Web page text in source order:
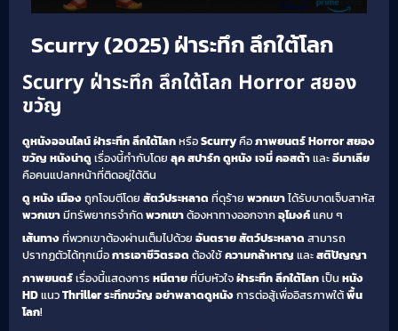
Scurry (2025) ฝ่าระทึก ลึกใต้โลก
Scurry ฝ่าระทึก ลึกใต้โลก Horror สยอง
ขวัญ
ดูหนังออนไลน์ ฝ่าระทึก ลึกใต้โลกหรือScurryคือภาพยนตร์Horror สยอง
ขวัญ หนังน่าดูเรื่องนี้กำกับโดย ลุค สปาร์กดูหนังเจมี่ คอสต้าและอีมาเลีย
คือคนแปลกหน้าที่ติดอยู่ใต้ดิน
ดู หนังเมืองถูกโจมตีโดย สัตว์ประหลาด ที่ดุร้าย พวกเขาได้รับบาดเจ็บสาหัส
พวกเขามีทรัพยากรจำกัดพวกเขาต้องหาทางออกจากอุโมงค์แคบ ๆ
เส้นทางที่พวกเขาต้องผ่านเต็มไปด้วย อันตรายสัตว์ประหลาด สามารถ
ปรากฏตัวได้ทุกเมื่อการเอาชีวิตรอด ต้องใช้ความกล้าหาญ และสติปัญญา
ภาพยนตร์เรื่องนี้แสดงการ หนีตายที่บีบหัวใจฝ่าระทึก ลึกใต้โลกเป็น หนัง
HDแนวThriller ระทึกขวัญ อย่าพลาดดูหนังการต่อสู้เพื่ออิสรภาพใต้พื้น
โลก!